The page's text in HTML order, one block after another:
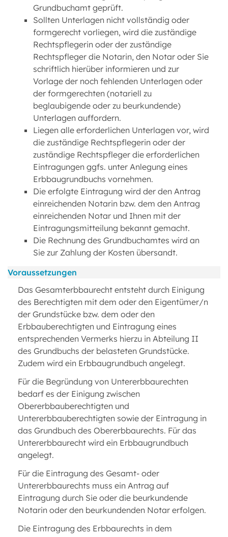
Grundbuchamt geprüft.
Sollten Unterlagen nicht vollständig oder
formgerecht vorliegen, wird die zuständige
Rechtspflegerin oder der zuständige
Rechtspfleger die Notarin, den Notar oder Sie
schriftlich hierüber informieren und zur
Vorlage der noch fehlenden Unterlagen oder
der formgerechten (notariell zu
beglaubigende oder zu beurkundende)
Unterlagen auffordern.
Liegen alle erforderlichen Unterlagen vor, wird
die zuständige Rechtspflegerin oder der
zuständige Rechtspfleger die erforderlichen
Eintragungen ggfs. unter Anlegung eines
Erbbaugrundbuchs vornehmen.
Die erfolgte Eintragung wird der den Antrag
einreichenden Notarin bzw. dem den Antrag
einreichenden Notar und Ihnen mit der
Eintragungsmitteilung bekannt gemacht.
Die Rechnung des Grundbuchamtes wird an
Sie zur Zahlung der Kosten übersandt.
Voraussetzungen
Das Gesamterbbaurecht entsteht durch Einigung
des Berechtigten mit dem oder den Eigentümer/n
der Grundstücke bzw. dem oder den
Erbbauberechtigten und Eintragung eines
entsprechenden Vermerks hierzu in Abteilung II
des Grundbuchs der belasteten Grundstücke.
Zudem wird ein Erbbaugrundbuch angelegt.
Für die Begründung von Untererbbaurechten
bedarf es der Einigung zwischen
Obererbbauberechtigten und
Untererbbauberechtigten sowie der Eintragung in
das Grundbuch des Obererbbaurechts. Für das
Untererbbaurecht wird ein Erbbaugrundbuch
angelegt.
Für die Eintragung des Gesamt- oder
Untererbbaurechts muss ein Antrag auf
Eintragung durch Sie oder die beurkundende
Notarin oder den beurkundenden Notar erfolgen.
Die Eintragung des Erbbaurechts in dem